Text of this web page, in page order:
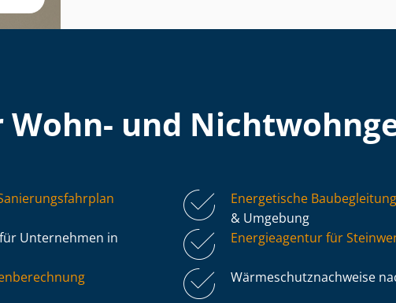
und
Energetische Baubegleitung
& Umgebung
für Unternehmen in
Energieagentur für
Wär­me­schutz­nach­wei­se